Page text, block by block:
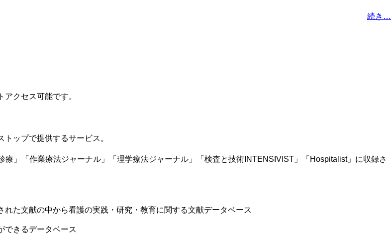
続き…
クセス可能です。
ップで提供するサービス。
」「作業療法ジャーナル」「理学療法ジャーナル」「検査と技術INTENSIVIST」「Hospitalist」に収録さ
た文献の中から看護の実践・研究・教育に関する文献データベース
できるデータベース